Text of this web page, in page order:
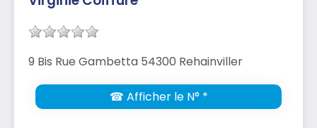
9 Bis Rue Gambetta 54300 Rehainviller
☎ Afficher le N° *